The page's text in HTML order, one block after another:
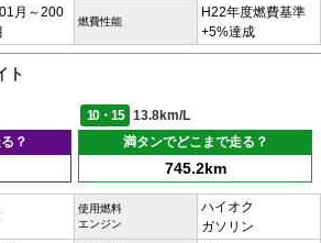
月～200
燃費性能
H22年度燃費基準
+5%達成
ト
10・15
13.8km/L
？
満タンでどこまで走る？
745.2km
使用燃料
エンジン
ハイオク
ガソリン